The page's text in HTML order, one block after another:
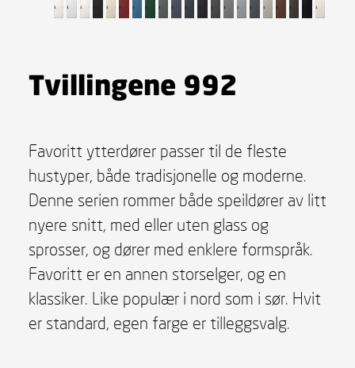
Tvillingene 992
Favoritt ytterdører passer til de fleste
hustyper, både tradisjonelle og moderne.
Denne serien rommer både speildører av litt
nyere snitt, med eller uten glass og
sprosser, og dører med enklere formspråk.
Favoritt er en annen storselger, og en
klassiker. Like populær i nord som i sør. Hvit
er standard, egen farge er tilleggsvalg.